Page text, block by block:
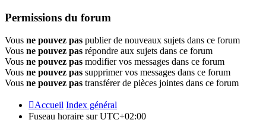
Permissions du forum
Vous ne pouvez pas publier de nouveaux sujets dans ce forum
Vous ne pouvez pas répondre aux sujets dans ce forum
Vous ne pouvez pas modifier vos messages dans ce forum
Vous ne pouvez pas supprimer vos messages dans ce forum
Vous ne pouvez pas transférer de pièces jointes dans ce forum
Accueil Index général
Fuseau horaire surUTC+02:00